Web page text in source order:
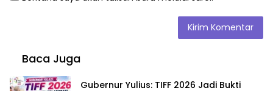
Baca Juga
Gubernur Yulius: TIFF 2026 Jadi Bukti